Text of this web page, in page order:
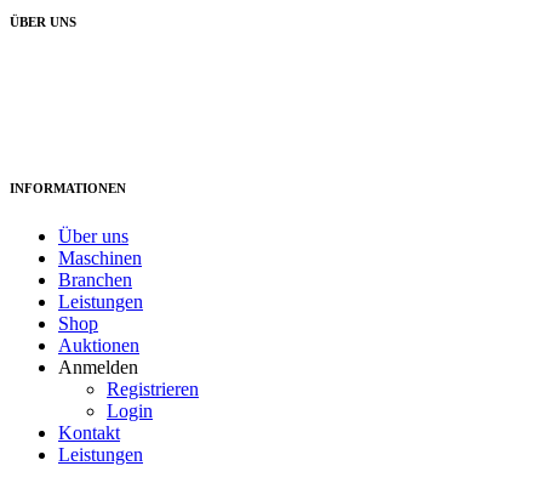
ÜBER UNS
INFORMATIONEN
Über uns
Maschinen
Branchen
Leistungen
Shop
Auktionen
Anmelden
Registrieren
Login
Kontakt
Leistungen